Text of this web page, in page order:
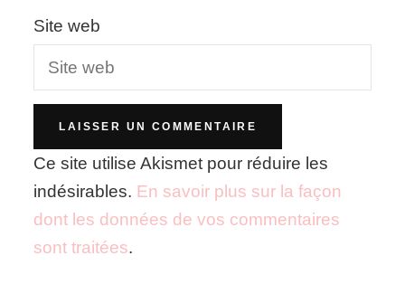
Site web
Ce site utilise Akismet pour réduire les
indésirables. En savoir plus sur la façon
dont les données de vos commentaires
sont traitées.